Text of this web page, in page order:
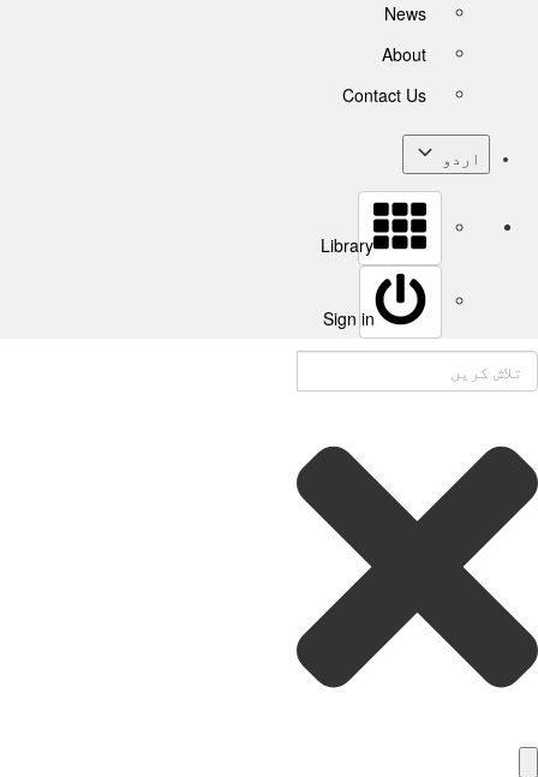
News
About
Contact Us
اردو
Library
Sign in